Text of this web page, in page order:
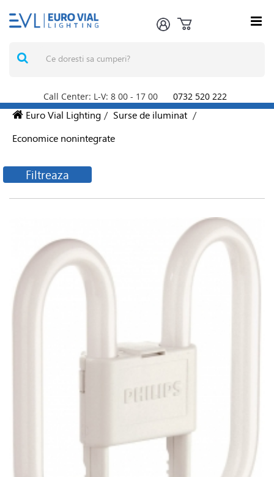
Call Center: L-V: 8 00 - 17 00 0732 520 222
Euro Vial Lighting / Surse de iluminat /
Economice nonintegrate
Filtreaza